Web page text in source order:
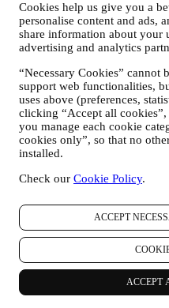
Cookies help us give you a
personalise content and ads,
share information about your
advertising and analytics
“Necessary Cookies” cannot
support web functionalities,
uses above (preferences,
clicking “Accept all
you manage each cookie
cookies only”, so that no
installed.
Check our Cookie Policy.
ACCEPT
ACCEPT
statistik om e-
standardtekniker för att
Denna behandling
de punkter där personlig
lämplig kryssruta.
att ta emot våra
på unsubscribe-knappen i
också bra att kontakta
föredrar det. Vi kommer
som möjligt, men i vissa
slutförd.Observera att vi
företag för deras
RE-TARGETING /
EN FÖRBÄTTRAD
Vi skulle vilja använda
våra tjänster och
och på så sätt ge dig en
Creuset. Vi kommer att